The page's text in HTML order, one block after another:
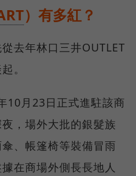
）有多紅？
去年林口三井OUTLET
。
10月23日正式進駐該商
，場外大批的銀髮族
、帳篷椅等裝備冒雨
在商場外側長長地人